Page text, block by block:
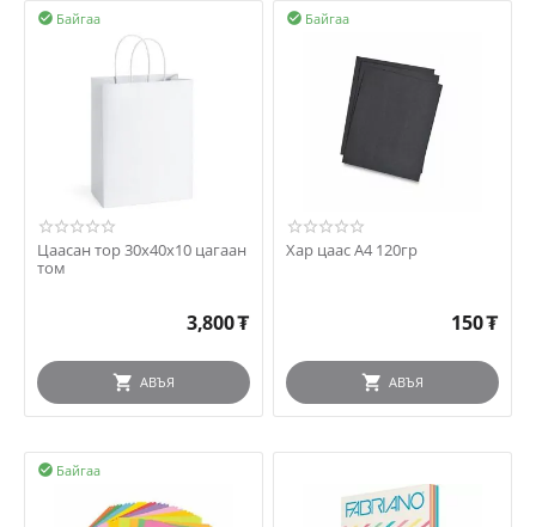
Байгаа

Цаасан тор 30х40х10 цагаан
том
3,800₮
АВЪЯ
Байгаа

Хар цаас А4 120гр
150₮
АВЪЯ
Байгаа
